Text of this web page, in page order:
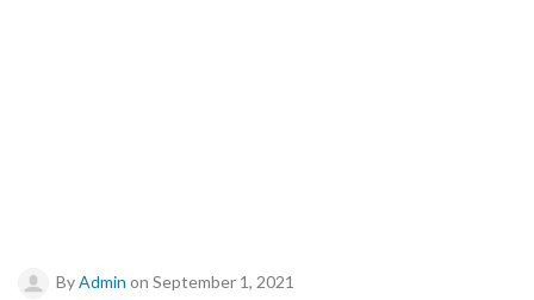
By Admin on September 1, 2021